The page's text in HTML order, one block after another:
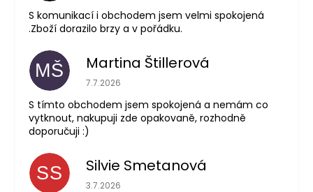
S komunikací i obchodem jsem velmi spokojená
.Zboží dorazilo brzy a v pořádku.
MŠ Martina Štillerová
Hodnocení obchodu je 5 z 5 hvězdiček.
7.7.2026
S tímto obchodem jsem spokojená a nemám co
vytknout, nakupuji zde opakovaně, rozhodně
doporučuji :)
SS Silvie Smetanová
Hodnocení obchodu je 5 z 5 hvězdiček.
3.7.2026